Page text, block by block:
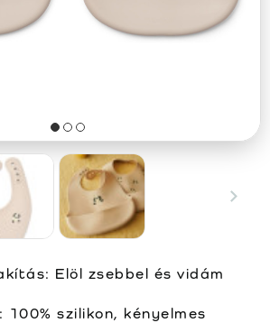
Elöl zsebbel és vidám
100% szilikon, kényelmes